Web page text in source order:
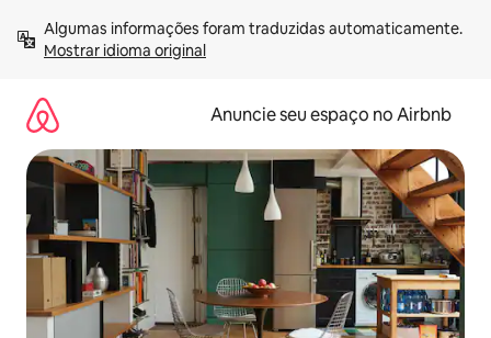
para
Mostrar idioma original
Anuncie seu espaço no Airbnb